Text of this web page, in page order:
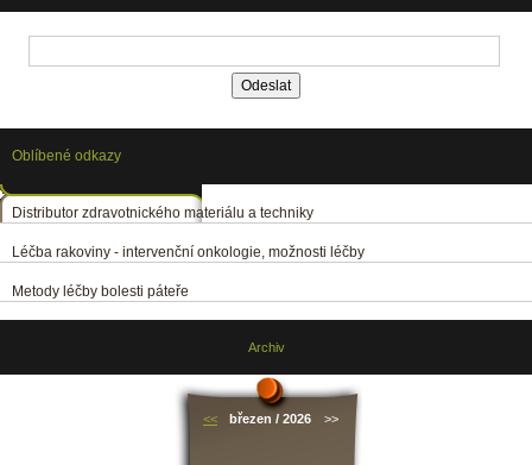
Oblíbené odkazy
Distributor zdravotnického materiálu a techniky
Léčba rakoviny - intervenční onkologie, možnosti léčby
Metody léčby bolesti páteře
Archiv
<< březen / 2026 >>